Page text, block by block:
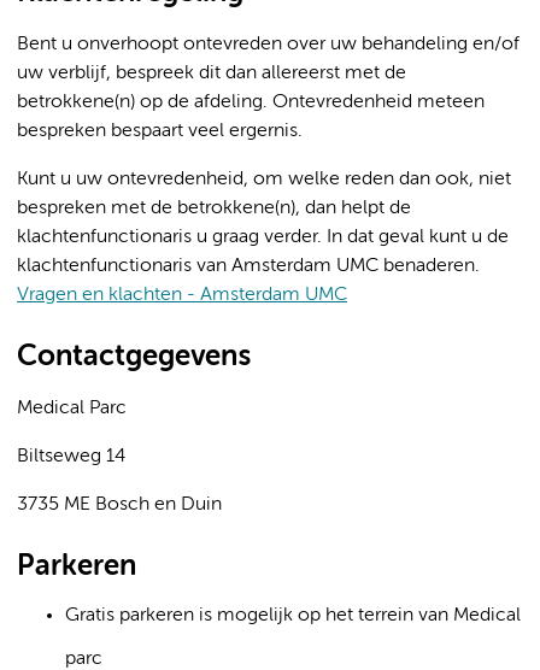
Bent u onverhoopt ontevreden over uw behandeling en/of
uw verblijf, bespreek dit dan allereerst met de
betrokkene(n) op de afdeling. Ontevredenheid meteen
bespreken bespaart veel ergernis.
Kunt u uw ontevredenheid, om welke reden dan ook, niet
bespreken met de betrokkene(n), dan helpt de
klachtenfunctionaris u graag verder. In dat geval kunt u de
klachtenfunctionaris van Amsterdam UMC benaderen.
Vragen en klachten - Amsterdam UMC
Contactgegevens
Medical Parc
Biltseweg 14
3735 ME Bosch en Duin
Parkeren
Gratis parkeren is mogelijk op het terrein van Medical
parc